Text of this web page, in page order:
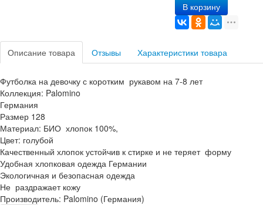
В корзину
Описание товара Отзывы Характеристики товара
Футболка на девочку с коротким рукавом на 7-8 лет
Коллекция: Palomino
Германия
Размер 128
Материал: БИО хлопок 100%,
Цвет: голубой
Качественный хлопок устойчив к стирке и не теряет форму
Удобная хлопковая одежда Германии
Экологичная и безопасная одежда
Не раздражает кожу
Производитель: Palomino (Германия)